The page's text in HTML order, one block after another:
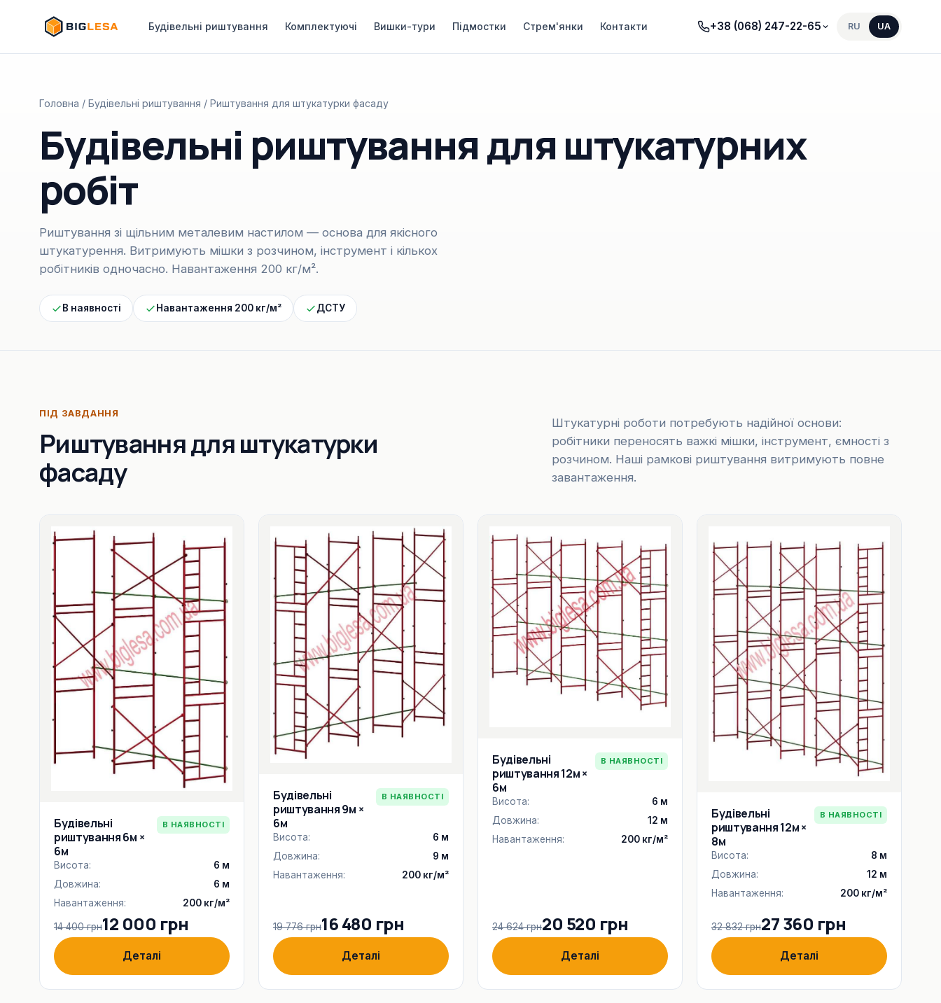
Будівельні риштування Комплектуючі Вишки-тури Підмостки Стрем'янки Контакти +38 (068) 247-22-65 RU UA
Головна / Будівельні риштування / Риштування для штукатурки фасаду
Будівельні риштування для штукатурних
робіт
Риштування зі щільним металевим настилом — основа для якісного
штукатурення. Витримують мішки з розчином, інструмент і кількох
робітників одночасно. Навантаження 200 кг/м².
В наявності Навантаження 200 кг/м² ДСТУ
ПІД ЗАВДАННЯ
Риштування для штукатурки
фасаду
Штукатурні роботи потребують надійної основи:
робітники переносять важкі мішки, інструмент, ємності з
розчином. Наші рамкові риштування витримують повне
завантаження.
Будівельні
риштування 6м ×
6м
В НАЯВНОСТІ
Висота:
6 м
Довжина:
6 м
Навантаження:
200 кг/м²
14 400 грн12 000 грн
Деталі
Будівельні
риштування 9м ×
6м
В НАЯВНОСТІ
Висота:
6 м
Довжина:
9 м
Навантаження:
200 кг/м²
19 776 грн16 480 грн
Деталі
Будівельні
риштування 12м ×
6м
В НАЯВНОСТІ
Висота:
6 м
Довжина:
12 м
Навантаження:
200 кг/м²
24 624 грн20 520 грн
Деталі
Будівельні
риштування 12м ×
8м
В НАЯВНОСТІ
Висота:
8 м
Довжина:
12 м
Навантаження:
200 кг/м²
32 832 грн27 360 грн
Деталі